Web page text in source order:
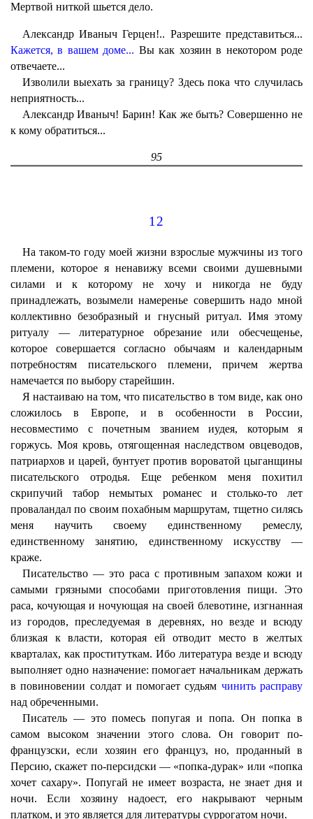
Мертвой ниткой шьется дело.
Александр Иваныч Герцен!.. Разрешите представиться...
Кажется, в вашем доме... Вы как хозяин в некотором роде
отвечаете...
Изволили выехать за границу? Здесь пока что случилась
неприятность...
Александр Иваныч! Барин! Как же быть? Совершенно не
к кому обратиться...
95
12
На таком-то году моей жизни взрослые мужчины из того
племени, которое я ненавижу всеми своими душевными
силами и к которому не хочу и никогда не буду
принадлежать, возымели намеренье совершить надо мной
коллективно безобразный и гнусный ритуал. Имя этому
ритуалу — литературное обрезание или обесчещенье,
которое совершается согласно обычаям и календарным
потребностям писательского племени, причем жертва
намечается по выбору старейшин.
Я настаиваю на том, что писательство в том виде, как оно
сложилось в Европе, и в особенности в России,
несовместимо с почетным званием иудея, которым я
горжусь. Моя кровь, отягощенная наследством овцеводов,
патриархов и царей, бунтует против вороватой цыганщины
писательского отродья. Еще ребенком меня похитил
скрипучий табор немытых романес и столько-то лет
проваландал по своим похабным маршрутам, тщетно силясь
меня научить своему единственному ремеслу,
единственному занятию, единственному искусству —
краже.
Писательство — это раса с противным запахом кожи и
самыми грязными способами приготовления пищи. Это
раса, кочующая и ночующая на своей блевотине, изгнанная
из городов, преследуемая в деревнях, но везде и всюду
близкая к власти, которая ей отводит место в желтых
кварталах, как проституткам. Ибо литература везде и всюду
выполняет одно назначение: помогает начальникам держать
в повиновении солдат и помогает судьям чинить расправу
над обреченными.
Писатель — это помесь попугая и попа. Он попка в
самом высоком значении этого слова. Он говорит по-
французски, если хозяин его француз, но, проданный в
Персию, скажет по-персидски — «попка-дурак» или «попка
хочет сахару». Попугай не имеет возраста, не знает дня и
ночи. Если хозяину надоест, его накрывают черным
платком, и это является для литературы суррогатом ночи.